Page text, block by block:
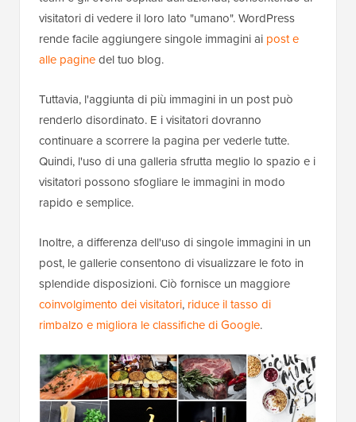
visitatori di vedere il loro lato "umano". WordPress
rende facile aggiungere singole immagini ai post e
alle paginedel tuo blog.
Tuttavia, l'aggiunta di più immagini in un post può
renderlo disordinato. E i visitatori dovranno
continuare a scorrere la pagina per vederle tutte.
Quindi, l'uso di una galleria sfrutta meglio lo spazio e i
visitatori possono sfogliare le immagini in modo
rapido e semplice.
Inoltre, a differenza dell'uso di singole immagini in un
post, le gallerie consentono di visualizzare le foto in
splendide disposizioni. Ciò fornisce un maggiore
coinvolgimento dei visitatori, riduce il tasso di
rimbalzo e migliora le classifiche di Google.